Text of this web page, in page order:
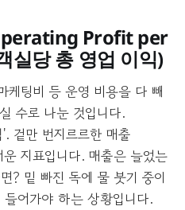
Profit per
실당 총 영업 이익)
케팅비 등 운영 비용을 다 빼
수로 나눈 것입니다.
겉만 번지르르한 매출
지표입니다. 매출은 늘었는
? 밑 빠진 독에 물 붓기 중이
어가야 하는 상황입니다.